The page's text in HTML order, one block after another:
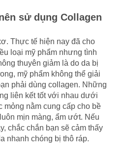
sử dụng Collagen
Thực tế hiện nay đã cho
loại mỹ phẩm nhưng tình
thuyên giảm là do da bị
mỹ phẩm không thể giải
phải dùng collagen. Những
liên kết tốt với nhau dưới
mỏng nằm cung cấp cho bề
mịn màng, ẩm ướt. Nếu
chắc chắn bạn sẽ cảm thấy
nhanh chóng bị thô ráp.